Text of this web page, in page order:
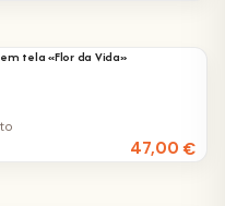
tela «Flor da Vida»
47,00€